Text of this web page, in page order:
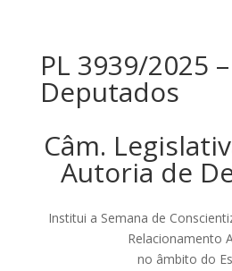
PL 3939/2025 –
Deputados
Câm.
Autoria de
Institui a Semana de
Relacionamento
no âmbito do